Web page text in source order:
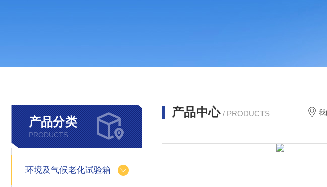
产品分类
PRODUCTS
环境及气候老化试验箱
产品中心 / PRODUCTS 我